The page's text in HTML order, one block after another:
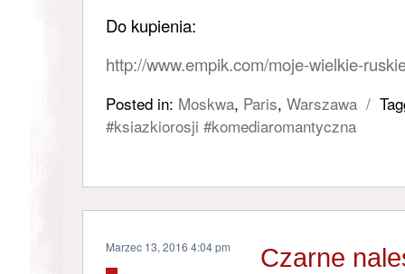
Do kupienia:
http://www.empik.com/moje-wielkie-
Posted in: Moskwa, Paris, Warszawa /
#ksiazkiorosji #komediaromantyczna
Czarne
Marzec 13, 2016 4:04 pm